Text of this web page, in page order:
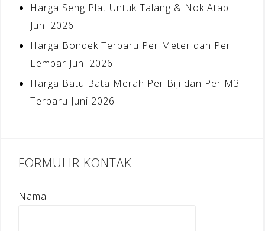
Harga Seng Plat Untuk Talang & Nok Atap
Juni 2026
Harga Bondek Terbaru Per Meter dan Per
Lembar Juni 2026
Harga Batu Bata Merah Per Biji dan Per M3
Terbaru Juni 2026
FORMULIR KONTAK
Nama